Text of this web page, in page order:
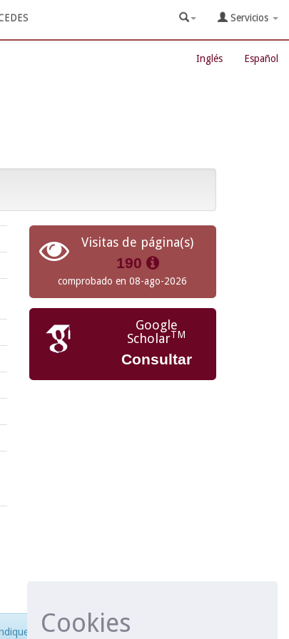
Cookies
Servicios
Inglés Español
Visitas de página(s)
190
comprobado en 08-ago-2026
Google
ScholarTM
Consultar
lo contrario.